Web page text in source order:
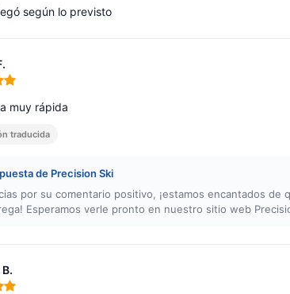
según lo previsto
5
muy rápida
traducida
de Precision Ski
por su comentario positivo, ¡estamos encantados
Esperamos verle pronto en nuestro sitio web